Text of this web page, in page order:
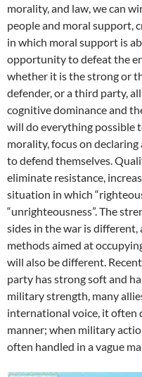
morality, and law, we can
people and moral support,
in which moral support is
opportunity to defeat the
whether it is the strong or
defender, or a third party,
cognitive dominance and
will do everything possible
morality, focus on
to defend themselves.
eliminate resistance,
situation in which
“unrighteousness”. The
sides in the war is
methods aimed at
will also be different.
party has strong soft and
military strength, many
international voice, it often
manner; when military
often handled in a vague